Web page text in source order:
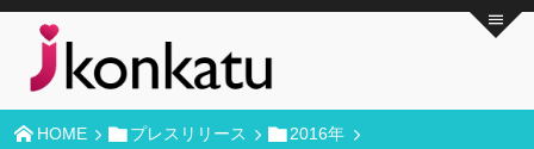
HOME プレスリリース 2016年